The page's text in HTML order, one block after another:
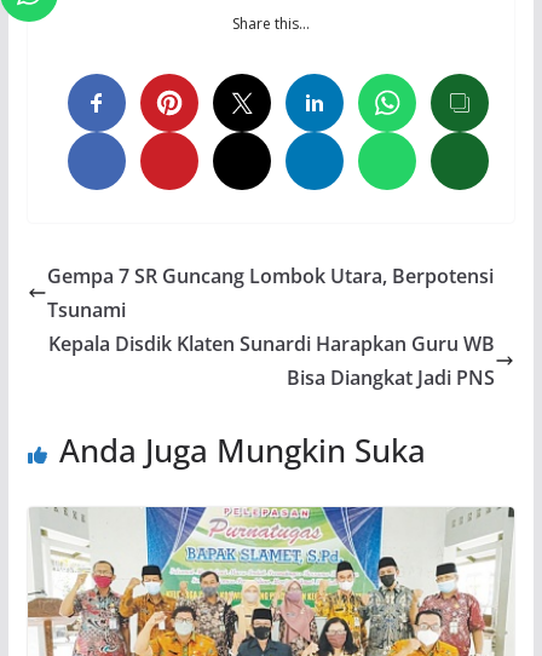
Share this…
Gempa 7 SR Guncang Lombok Utara, Berpotensi
Tsunami
Kepala Disdik Klaten Sunardi Harapkan Guru WB
Bisa Diangkat Jadi PNS
Anda Juga Mungkin Suka